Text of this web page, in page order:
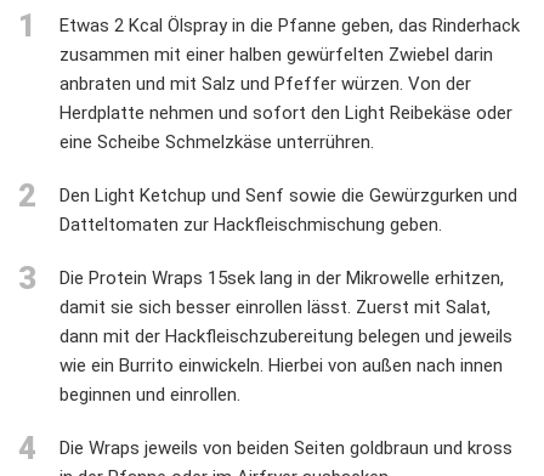
1
Etwas 2 Kcal Ölspray in die Pfanne geben, das Rinderhack
zusammen mit einer halben gewürfelten Zwiebel darin
anbraten und mit Salz und Pfeffer würzen. Von der
Herdplatte nehmen und sofort den Light Reibekäse oder
eine Scheibe Schmelzkäse unterrühren.
2
Den Light Ketchup und Senf sowie die Gewürzgurken und
Datteltomaten zur Hackfleischmischung geben.
3
Die Protein Wraps 15sek lang in der Mikrowelle erhitzen,
damit sie sich besser einrollen lässt. Zuerst mit Salat,
dann mit der Hackfleischzubereitung belegen und jeweils
wie ein Burrito einwickeln. Hierbei von außen nach innen
beginnen und einrollen.
4
Die Wraps jeweils von beiden Seiten goldbraun und kross